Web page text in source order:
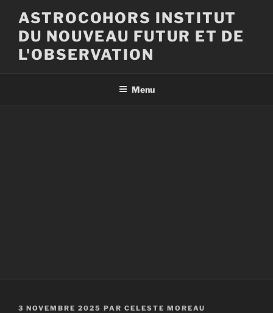
contenu
principal
ASTROCOHORS INSTITUT
DU NOUVEAU FUTUR ET DE
L'OBSERVATION
Menu
PUBLIÉ
3 NOVEMBRE 2025 PAR CELESTE MOREAU